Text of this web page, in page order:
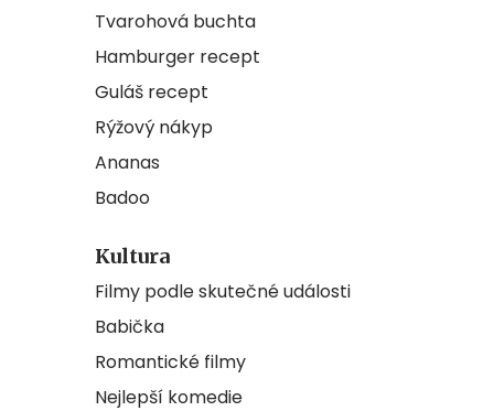
Tvarohová buchta
Hamburger recept
Guláš recept
Rýžový nákyp
Ananas
Badoo
Kultura
Filmy podle skutečné události
Babička
Romantické filmy
Nejlepší komedie